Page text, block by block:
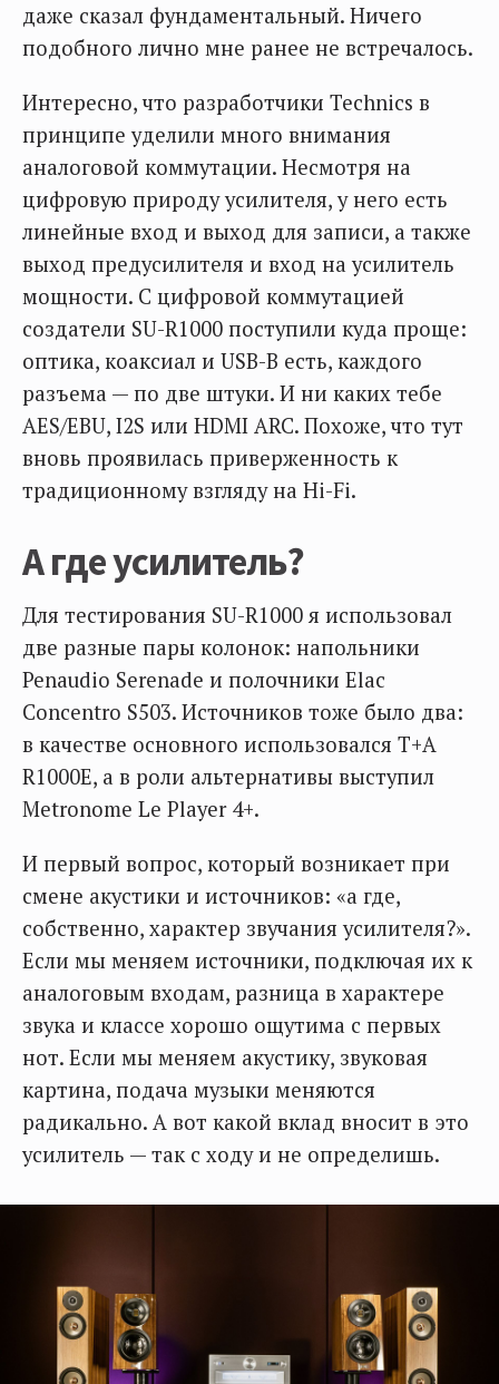
даже сказал фундаментальный. Ничего
подобного лично мне ранее не встречалось.
Интересно, что разработчики Technics в
принципе уделили много внимания
аналоговой коммутации. Несмотря на
цифровую природу усилителя, у него есть
линейные вход и выход для записи, а также
выход предусилителя и вход на усилитель
мощности. С цифровой коммутацией
создатели SU-R1000 поступили куда проще:
оптика, коаксиал и USB-B есть, каждого
разъема — по две штуки. И ни каких тебе
AES/EBU, I2S или HDMI ARC. Похоже, что тут
вновь проявилась приверженность к
традиционному взгляду на Hi-Fi.
А где усилитель?
Для тестирования SU-R1000 я использовал
две разные пары колонок: напольники
Penaudio Serenade и полочники Elac
Concentro S503. Источников тоже было два:
в качестве основного использовался T+A
R1000E, а в роли альтернативы выступил
Metronome Le Player 4+.
И первый вопрос, который возникает при
смене акустики и источников: «а где,
собственно, характер звучания усилителя?».
Если мы меняем источники, подключая их к
аналоговым входам, разница в характере
звука и классе хорошо ощутима с первых
нот. Если мы меняем акустику, звуковая
картина, подача музыки меняются
радикально. А вот какой вклад вносит в это
усилитель — так с ходу и не определишь.